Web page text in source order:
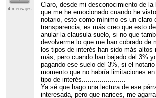
4 mensajes
Claro, desde mi desconocimiento de
que me he emocionado cuando he
notario, esto como mínimo es un claro
transparencia, es más creo que esto
anular la clausula suelo, si no que
devolverme lo que me han cobrado de
los tipos de interés han sido más altos
más, pero cuando han bajado del 3%
pagando ese suelo del 3%, si el
momento que no habría limitaciones
tipo de interés......................
Ya sé que hago una lectura de ese
interesada, pero que narices, me